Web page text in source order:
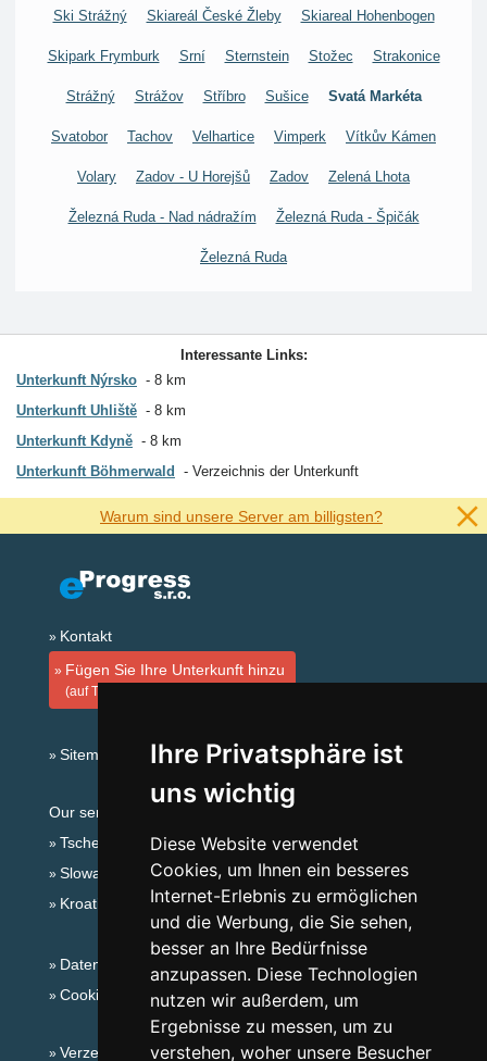
Ihre Privatsphäre ist
uns wichtig
Diese Website verwendet
Cookies, um Ihnen ein besseres
Internet-Erlebnis zu ermöglichen
und die Werbung, die Sie sehen,
besser an Ihre Bedürfnisse
anzupassen. Diese Technologien
nutzen wir außerdem, um
Ergebnisse zu messen, um zu
verstehen, woher unsere Besucher
Ski Strážný Skiareál České Žleby Skiareal Hohenbogen
Skipark Frymburk Srní Sternstein Stožec Strakonice
Strážný Strážov Stříbro Sušice Svatá Markéta
Svatobor Tachov Velhartice Vimperk Vítkův Kámen
Volary Zadov - U Horejšů Zadov Zelená Lhota
Železná Ruda - Nad nádražím Železná Ruda - Špičák
Železná Ruda
Interessante Links:
Unterkunft Nýrsko
8 km
Unterkunft Uhliště
8 km
Unterkunft Kdyně
8 km
Unterkunft Böhmerwald
Verzeichnis der Unterkunft
Warum sind unsere Server am billigsten?
Kontakt
Fügen Sie Ihre Unterkunft hinzu
(auf Tschechisch)
Sitemap
Our servers:
Tschechische Gebirge
Slowakische Gebirge
Kroatien
Datenschutz
Cookies
Verzeichnis der Unterkunft